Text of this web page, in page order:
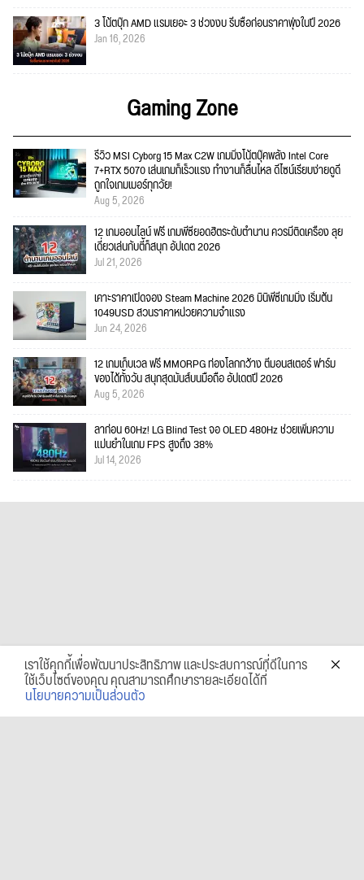
3 โน้ตบุ๊ก AMD แรมเยอะ 3 ช่วงงบ รีบซื้อก่อนราคาพุ่งในปี 2026
Jan 16, 2026
Gaming Zone
รีวิว MSI Cyborg 15 Max C2W เกมมิ่งโน้ตบุ๊คพลัง Intel Core
7+RTX 5070 เล่นเกมก็เร็วแรง ทำงานก็ลื่นไหล ดีไซน์เรียบง่ายดูดี
ถูกใจเกมเมอร์ทุกวัย!
Aug 5, 2026
12 เกมออนไลน์ ฟรี เกมพีซียอดฮิตระดับตำนาน ควรมีติดเครื่อง ลุย
เดี่ยวเล่นกับตี้ก็สนุก อัปเดต 2026
Jul 21, 2026
เคาะราคาเปิดจอง Steam Machine 2026 มินิพีซีเกมมิ่ง เริ่มต้น
1049USD สวนราคาหน่วยความจำแรง
Jun 24, 2026
12 เกมเก็บเวล ฟรี MMORPG ท่องโลกกว้าง ตีมอนสเตอร์ ฟาร์ม
ของได้ทั้งวัน สนุกสุดมันส์บนมือถือ อัปเดตปี 2026
Aug 5, 2026
ลาก่อน 60Hz! LG Blind Test จอ OLED 480Hz ช่วยเพิ่มความ
แม่นยำในเกม FPS สูงถึง 38%
Jul 14, 2026
เราใช้คุกกี้เพื่อพัฒนาประสิทธิภาพ และประสบการณ์ที่ดีในการ
ใช้เว็บไซต์ของคุณ คุณสามารถศึกษารายละเอียดได้ที่
นโยบายความเป็นส่วนตัว